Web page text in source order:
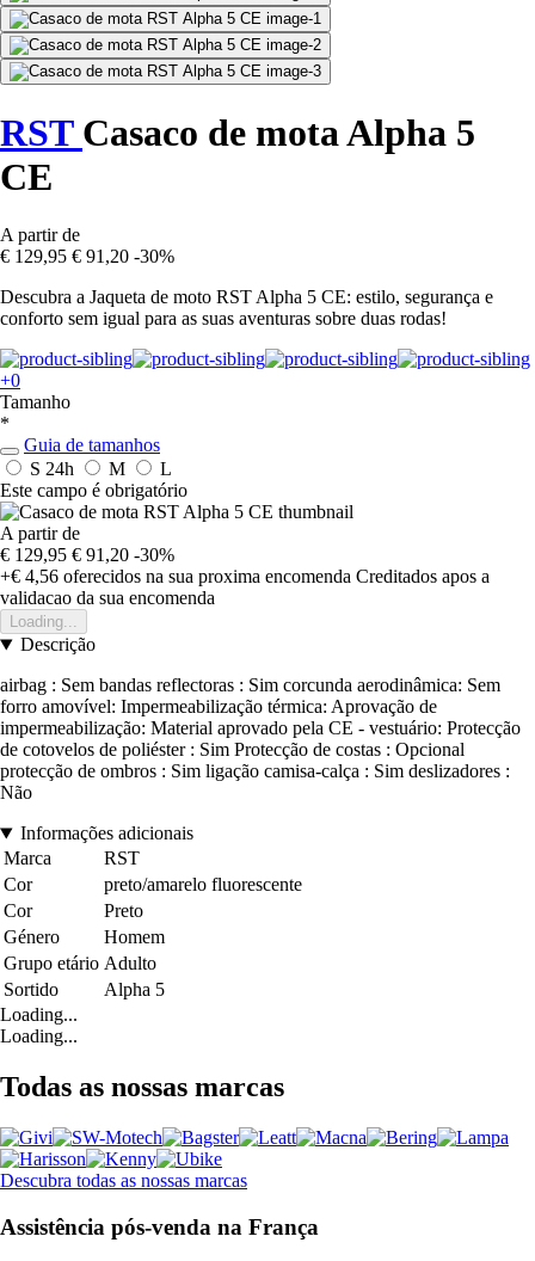
RST Casaco de mota Alpha 5
CE
A partir de
€ 129,95 € 91,20 -30%
Descubra a Jaqueta de moto RST Alpha 5 CE: estilo, segurança e
conforto sem igual para as suas aventuras sobre duas rodas!
+0
Tamanho
*
Guia de tamanhos
S 24h M
L
Este campo é obrigatório
A partir de
€ 129,95 € 91,20 -30%
+€ 4,56 oferecidos na sua proxima encomenda Creditados apos a
validacao da sua encomenda
Loading...
Descrição
airbag : Sem bandas reflectoras : Sim corcunda aerodinâmica: Sem
forro amovível: Impermeabilização térmica: Aprovação de
impermeabilização: Material aprovado pela CE - vestuário: Protecção
de cotovelos de poliéster : Sim Protecção de costas : Opcional
protecção de ombros : Sim ligação camisa-calça : Sim deslizadores :
Não
Informações adicionais
Marca
RST
Cor
preto/amarelo fluorescente
Cor
Preto
Género
Homem
Grupo etário Adulto
Sortido
Alpha 5
Loading...
Loading...
Todas as nossas marcas
Descubra todas as nossas marcas
Assistência pós-venda na França